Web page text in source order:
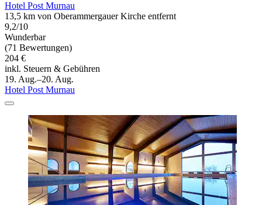
Hotel Post Murnau
13,5 km von Oberammergauer Kirche entfernt
9,2/10
Wunderbar
(71 Bewertungen)
204 €
inkl. Steuern & Gebühren
19. Aug.–20. Aug.
Hotel Post Murnau